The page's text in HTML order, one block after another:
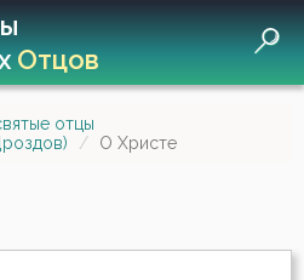
Отцов
отцы
О Христе